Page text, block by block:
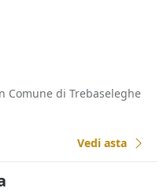
Comune di Trebaseleghe
Vedi asta